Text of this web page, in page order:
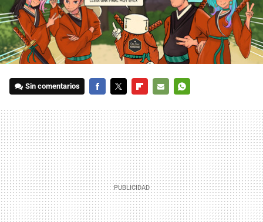
Sin comentarios
MAIL